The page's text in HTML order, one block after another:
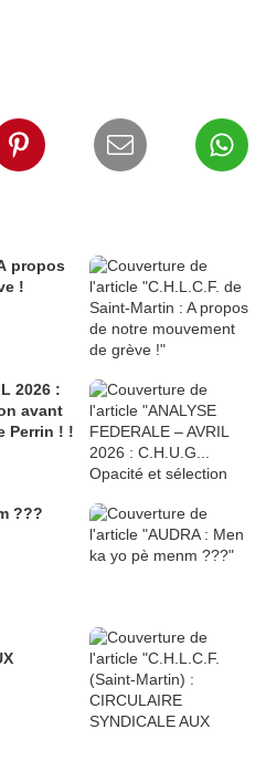
propos
!
2026 :
avant
Perrin ! !
???